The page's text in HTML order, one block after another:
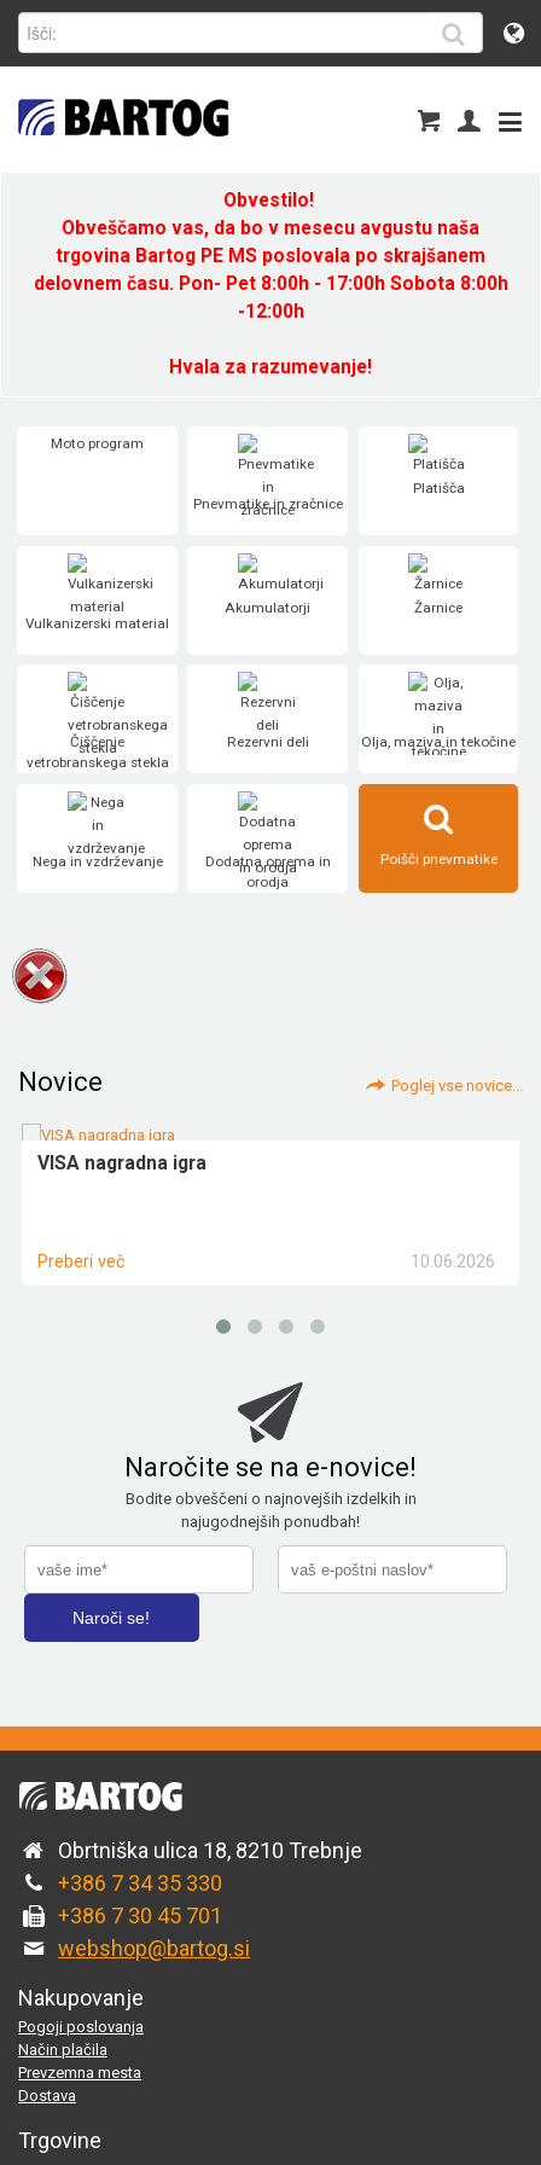
Obvestilo!
Obveščamo vas, da bo v mesecu avgustu naša
trgovina Bartog PE MS poslovala po skrajšanem
delovnem času. Pon- Pet 8:00h - 17:00h Sobota 8:00h
-12:00h
Hvala za razumevanje!
Moto program
Pnevmatike in zračnice
Platišča
Vulkanizerski material
Akumulatorji Žarnice
Čiščenje
vetrobranskega stekla
Rezervni deli Olja, maziva in tekočine
Nega in vzdrževanje
Dodatna oprema in
orodja
Poišči pnevmatike
Novice Poglej vse novice...
VISA nagradna igra
10.06.2026
Preberi več
Naročite se na e-novice!
Bodite obveščeni o najnovejših izdelkih in
najugodnejših ponudbah!
Obrtniška ulica 18, 8210 Trebnje
+386 7 34 35 330
+386 7 30 45 701
webshop@bartog.si
Nakupovanje
Pogoji poslovanja
Način plačila
Prevzemna mesta
Dostava
Trgovine